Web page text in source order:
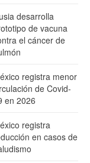
desarrolla
de vacuna
el cáncer de
registra menor
de Covid-
en 2026
registra
en casos de